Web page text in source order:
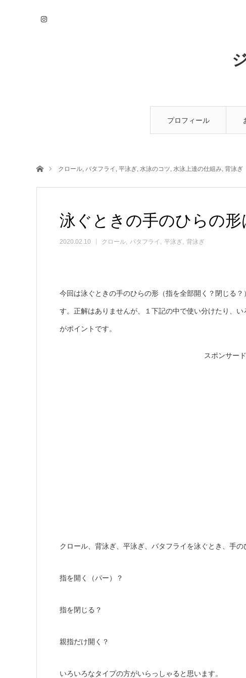
プロフィール
ホームクロール, バタフライ , 平泳ぎ, 水泳のコツ, 水泳上達の仕組み, 背泳ぎ
泳ぐときの手のひらの形
2020.02.10 クロール バタフライ 平泳ぎ 背泳ぎ
今回は泳ぐときの手のひらの形（指を全部開く？閉じる
す。正解はありませんが、１下記の中で使い分けたり、
がポイントです。
スポンサー
クロール、背泳ぎ、平泳ぎ、バタフライを泳ぐとき、手
指を開く（パー）？
指を閉じる？
親指だけ開く？
いろいろなタイプの方がいらっしゃると思います。